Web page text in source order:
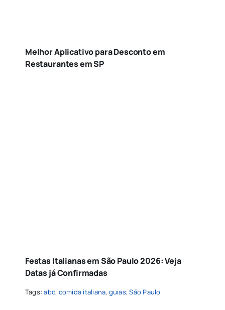
Melhor Aplicativo para Desconto em
Restaurantes em SP
Festas Italianas em São Paulo 2026: Veja
Datas já Confirmadas
Tags:abc, comida italiana, guias,São Paulo